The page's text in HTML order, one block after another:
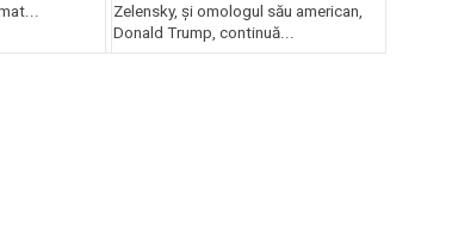
Zelensky, și omologul său american,
Donald Trump, continuă...